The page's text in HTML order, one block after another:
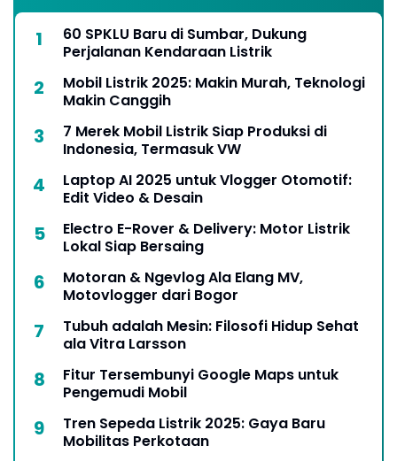
60 SPKLU Baru di Sumbar, Dukung
Perjalanan Kendaraan Listrik
Mobil Listrik 2025: Makin Murah, Teknologi
Makin Canggih
7 Merek Mobil Listrik Siap Produksi di
Indonesia, Termasuk VW
Laptop AI 2025 untuk Vlogger Otomotif:
Edit Video & Desain
Electro E-Rover & Delivery: Motor Listrik
Lokal Siap Bersaing
Motoran & Ngevlog Ala Elang MV,
Motovlogger dari Bogor
Tubuh adalah Mesin: Filosofi Hidup Sehat
ala Vitra Larsson
Fitur Tersembunyi Google Maps untuk
Pengemudi Mobil
Tren Sepeda Listrik 2025: Gaya Baru
Mobilitas Perkotaan